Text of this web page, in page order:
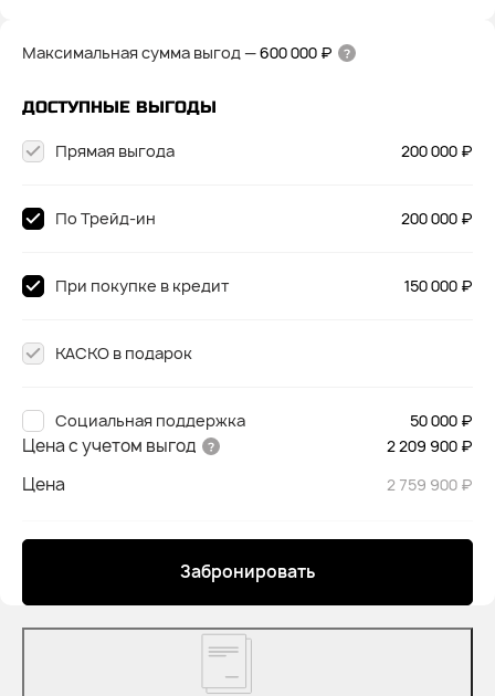
Максимальная сумма выгод—600 000 ₽
ДОСТУПНЫЕ ВЫГОДЫ
200 000 ₽
Прямая выгода
200 000 ₽
По Трейд-ин
150 000 ₽
При покупке в кредит
КАСКО в подарок
50 000 ₽
Социальная поддержка
Цена с учетом выгод 2 209 900 ₽
Цена 2 759 900 ₽
Забронировать